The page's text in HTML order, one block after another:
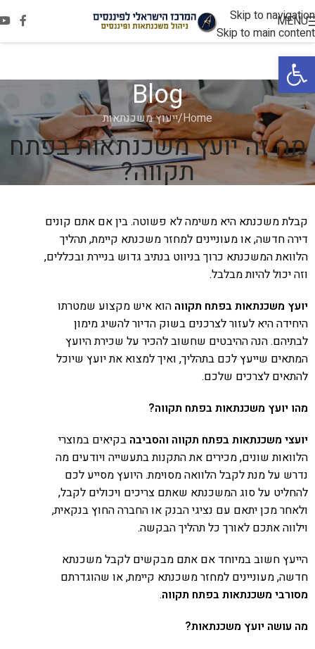
פתח סרגל נגישות
Skip to navigation
Skip to main content
MENU
Blog
Home ייעוץ משכנתאות
מה זה יועץ משכנתאות בפתח
תקווה?
קבלת משכנתא היא משימה לא פשוטה. בין אם אתם קונים
דירה חדשה, או מעוניינים למחזר משכנתא קיימת, תהליך
הלוואת המשכנתא כרוך בניווט בנתיב גדוש בניירת ובכללים,
וזה יכול להיות מבלבל.
יועץ משכנתאות בפתח תקווה הוא איש מקצוע שמטרתו
היחידה היא לעזור לצרכנים בשוק הדיור להשיג מימון
לבתיהם. הנה ההיבטים שחשוב להכיר על שכירת היועץ
המתאים שייעץ לכם בתהליך, ואיך למצוא את יועץ שיוכל
להתאים לצרכים שלכם.
מהו יועץ משכנתאות בפתח תקווה?
יועצי משכנתאות בפתח תקווה והסביבה בקיאים במוצרי
הלוואות שונים, מכירים את התקנות בתעשייה ויודעים מה
נדרש על מנת לקבל הלוואה מסוימת. היועץ מסייע לכם
להחליט על סוג המשכנתא שאתם צריכים ויכולים לקבל,
ולאחר מכן יתאם עם נציגי הבנק או החברה החוץ בנקאית,
וילווה אתכם לאורך כל תהליך הבקשה.
הייעץ חשוב במיוחד אם אתם מבקשים לקבל משכנתא
חדשה, מעוניינים למחזר משכנתא קיימת, או שהוגדרתם
מסורבי משכנתאות בפתח תקווה.
מה עושה יועץ משכנתאות?